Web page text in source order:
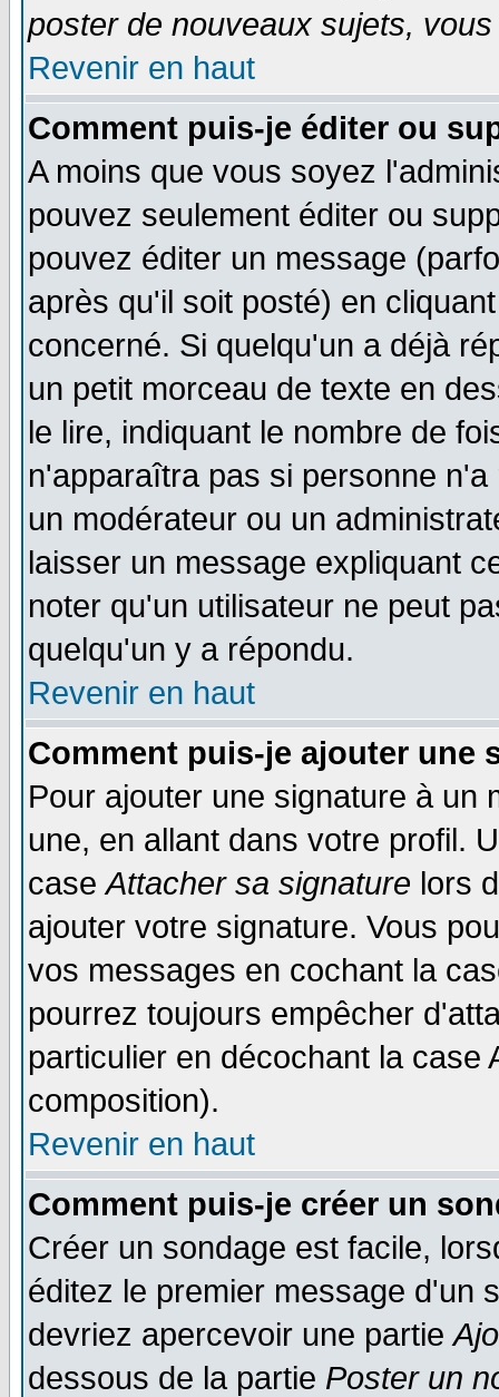
poster de nouveaux sujets,
Revenir en haut
Comment puis-je éditer ou
A moins que vous soyez
pouvez seulement éditer ou
pouvez éditer un message
après qu'il soit posté) en
concerné. Si quelqu'un a déjà
un petit morceau de texte en
le lire, indiquant le nombre de
n'apparaîtra pas si personne
un modérateur ou un
laisser un message expliquant
noter qu'un utilisateur ne peut
quelqu'un y a répondu.
Revenir en haut
Comment puis-je ajouter une
Pour ajouter une signature à un
une, en allant dans votre profil.
caseAttacher sa signature lors
ajouter votre signature. Vous
vos messages en cochant la
pourrez toujours empêcher
particulier en décochant la
composition).
Revenir en haut
Comment puis-je créer un
Créer un sondage est facile,
éditez le premier message d'un
devriez apercevoir une partie
dessous de la partie Poster un